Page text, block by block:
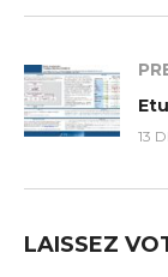
13
LAISSEZ